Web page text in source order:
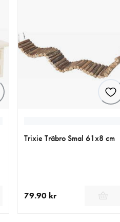
Trixie Träbro Smal 61x8 cm
79.90 kr